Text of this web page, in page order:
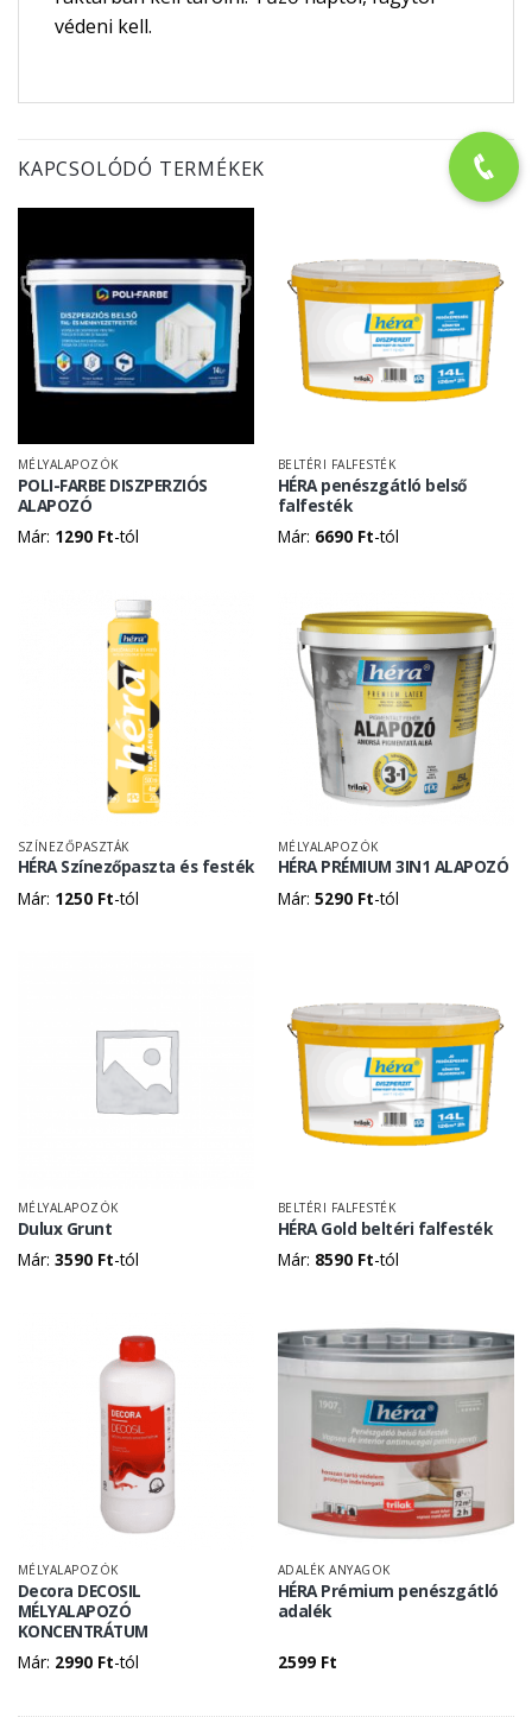
védeni kell.
KAPCSOLÓDÓ TERMÉKEK
MÉLYALAPOZÓK
POLI-FARBE DISZPERZIÓS
ALAPOZÓ
Már: 1290 Ft-tól
BELTÉRI FALFESTÉK
HÉRA penészgátló belső
falfesték
Már: 6690 Ft-tól
SZÍNEZŐPASZTÁK
HÉRA Színezőpaszta és festék
Már: 1250 Ft-tól
MÉLYALAPOZÓK
HÉRA PRÉMIUM 3IN1 ALAPOZÓ
Már: 5290 Ft-tól
MÉLYALAPOZÓK
Dulux Grunt
Már: 3590 Ft-tól
BELTÉRI FALFESTÉK
HÉRA Gold beltéri falfesték
Már: 8590 Ft-tól
MÉLYALAPOZÓK
Decora DECOSIL
MÉLYALAPOZÓ
KONCENTRÁTUM
Már: 2990 Ft-tól
ADALÉK ANYAGOK
HÉRA Prémium penészgátló
adalék
2599 Ft